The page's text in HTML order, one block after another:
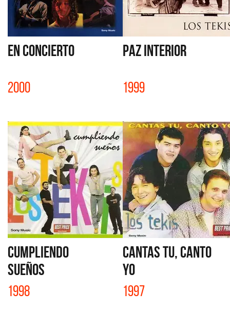
EN CONCIERTO
2000
PAZ INTERIOR
1999
CUMPLIENDO
SUEÑOS
1998
CANTAS TU, CANTO
YO
1997